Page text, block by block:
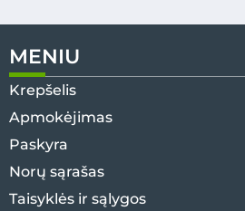
MENIU
Krepšelis
Apmokėjimas
Paskyra
Norų sąrašas
Taisyklės ir sąlygos